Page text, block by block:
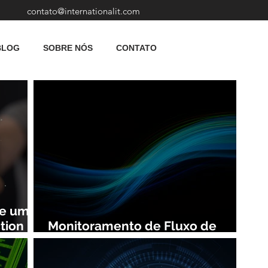
contato@internationalit.com
SOBRE NÓS CONTATO
uma
Monitoramento de Fluxo de
Rede: Vantagens e Benefícios